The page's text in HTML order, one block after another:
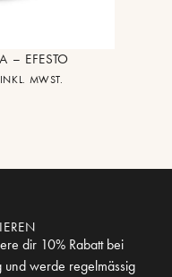
– EFESTO
INKL. MWST.
dir 10% Rabatt bei
und werde regelmässig